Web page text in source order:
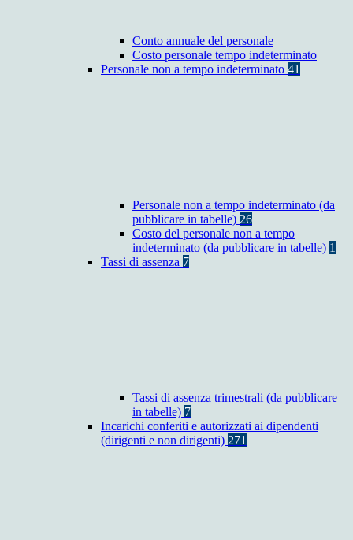
Conto annuale del personale
Costo personale tempo indeterminato
Personale non a tempo indeterminato 41
Personale non a tempo indeterminato (da
pubblicare in tabelle) 26
Costo del personale non a tempo
indeterminato (da pubblicare in tabelle) 1
Tassi di assenza 7
Tassi di assenza trimestrali (da pubblicare
in tabelle) 7
Incarichi conferiti e autorizzati ai dipendenti
(dirigenti e non dirigenti) 271